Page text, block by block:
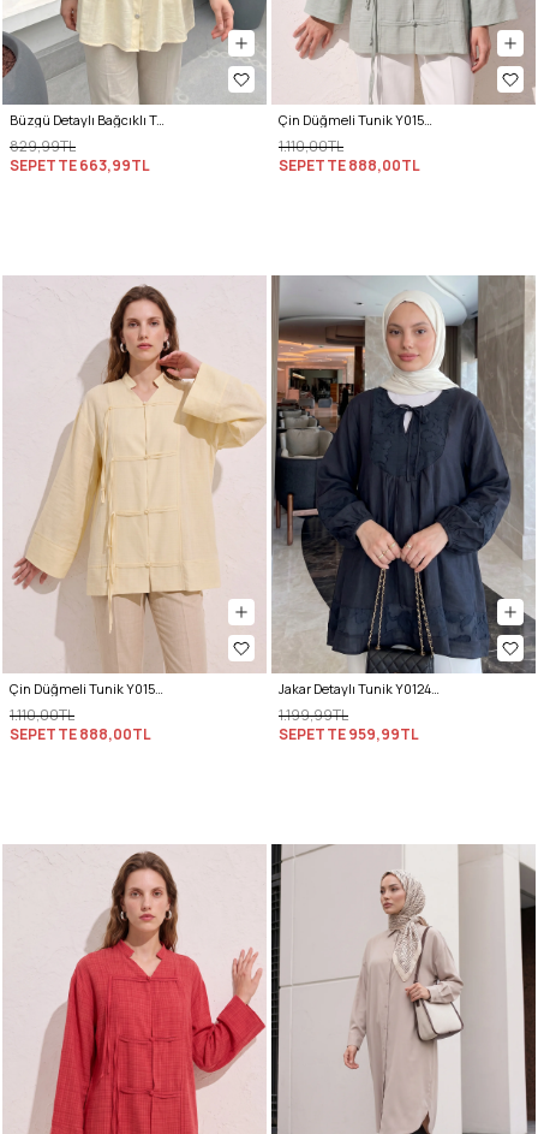
Büzgü Detaylı Bağcıklı Tunik 2366 - SARI
829,99TL
SEPETTE663,99TL
Çin Düğmeli Tunik Y0158 - ÇAĞLA YEŞİLİ
1.110,00TL
SEPETTE888,00TL
Çin Düğmeli Tunik Y0158 - SARI
1.110,00TL
SEPETTE888,00TL
Jakar Detaylı Tunik Y0124 - LACİVERT
1.199,99TL
SEPETTE959,99TL